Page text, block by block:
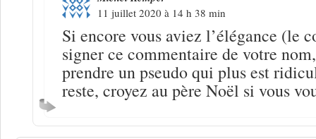
11 juillet 2020 à 14 h 38 min
Si encore vous aviez l’élégance (le
signer ce commentaire de votre
prendre un pseudo qui plus est
reste, croyez au père Noël si vous